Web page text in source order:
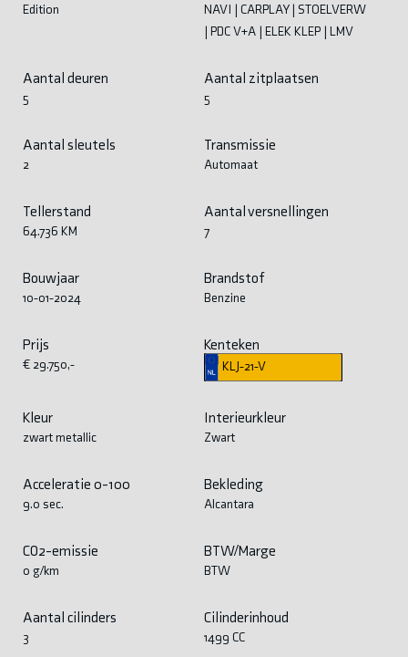
Edition
NAVI | CARPLAY | STOELVERW
| PDC V+A | ELEK KLEP | LMV
Aantal deuren
5
Aantal zitplaatsen
5
Aantal sleutels
2
Transmissie
Automaat
Tellerstand
64.736 KM
Aantal versnellingen
7
Bouwjaar
10-01-2024
Brandstof
Benzine
Prijs
€ 29.750,-
Kenteken
KLJ-21-V
Kleur
zwart metallic
Interieurkleur
Zwart
Acceleratie 0-100
9.0 sec.
Bekleding
Alcantara
CO2-emissie
0 g/km
BTW/Marge
BTW
Aantal cilinders
3
Cilinderinhoud
1499 CC